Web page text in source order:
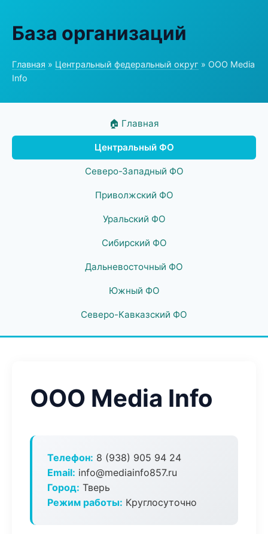
База организаций
Главная » Центральный федеральный округ » ООО Media
Info
🏠 Главная
Центральный ФО
Северо-Западный ФО
Приволжский ФО
Уральский ФО
Сибирский ФО
Дальневосточный ФО
Южный ФО
Северо-Кавказский ФО
ООО Media Info
Телефон: 8 (938) 905 94 24
Email: info@mediainfo857.ru
Город: Тверь
Режим работы: Круглосуточно